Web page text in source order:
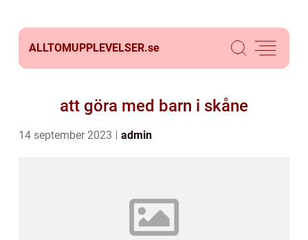
ALLTOMUPPLEVELSER.se
att göra med barn i skåne
14 september 2023 admin